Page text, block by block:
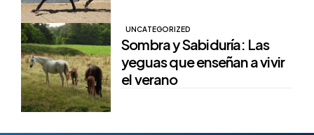
UNCATEGORIZED
Sombra y Sabiduría: Las
yeguas que enseñan a vivir
el verano